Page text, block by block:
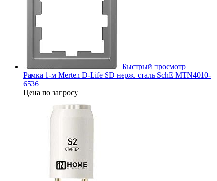
Быстрый просмотр
Рамка 1-м Merten D-Life SD нерж. сталь SchE MTN4010-
6536
Цена по запросу